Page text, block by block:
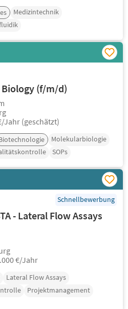
Medizintechnik
Biology (f/m/d)
Jahr (geschätzt)
Molekularbiologie
SOPs
Schnellbewerbung
- Lateral Flow Assays
€/Jahr
Lateral Flow Assays
Projektmanagement